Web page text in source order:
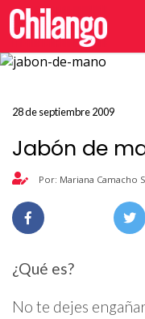
28 de septiembre 2009
Jabón de
Por: Mariana Camacho
¿Qué es?
No te dejes